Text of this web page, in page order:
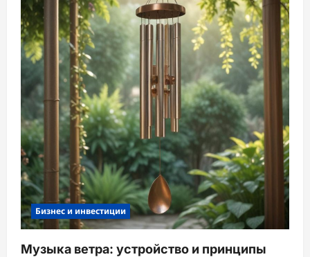
Бизнес и инвестиции
Музыка ветра: устройство и принципы